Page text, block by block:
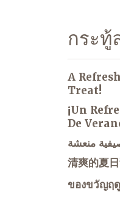
กระทู้
A
Treat!
¡Un
De
清爽的夏日
ของขวัญฤ